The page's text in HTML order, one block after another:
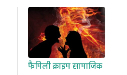
फैमिली क्राइमसामाजिक